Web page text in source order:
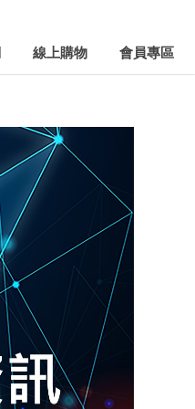
線上購物 會員專區